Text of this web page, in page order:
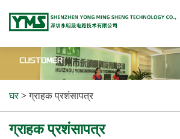
घर>ग्राहक प्रशंसापत्र
ग्राहक प्रशंसापत्र